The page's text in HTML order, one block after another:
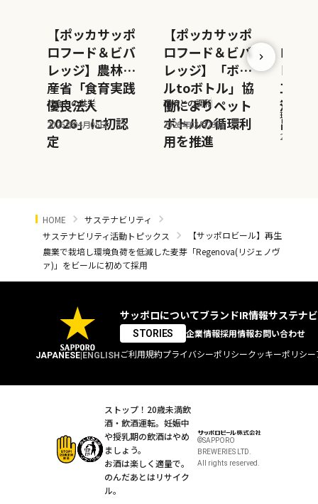
【ポッカサッポ
ロフード＆ビバ
レッジ】農林水
産省「食育実践
優良法人
2026」に初認
定
社会との共栄
2026年04月05日
【ポッカサッポ
ロフード＆ビバ
レッジ】「ボト
ルtoボトル」協
働によりペット
ボトルの循環利
用を推進
環境との調和
2026年03月29日
ロフ
レッ
工場
温室
出量
ポッカサ
環境との
2026年01
HOME
サステナビリティ
サステナビリティ活動トピックス
【サッポロビール】再生
農業で栽培し環境負荷を低減した麦芽「Regenova(リジェノヴ
ァ)」をビールに初めて採用
JAPANESE ENGLISH
サッポロについてブランドIR情報サステナ
STORIES 企業情報採用情報お問い合わせ
ご利用規約プライバシーポリシークッキーポリシー
ストップ！20歳未満飲
酒・飲酒運転。 妊娠中
や授乳期の飲酒はやめ
ましょう。
お酒は楽しく適量で。
のんだあとはリサイク
ル。
©SAPPORO
BREWERIES LTD.
All rights reserved.